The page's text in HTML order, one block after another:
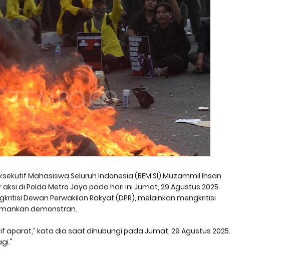
Mahasiswa Seluruh Indonesia (BEM SI) Muzammil Ihsan
di Polda Metro Jaya pada hari ini Jumat, 29 Agustus 2025.
Dewan Perwakilan Rakyat (DPR), melainkan mengkritisi
demonstran.
aparat,” kata dia saat dihubungi pada Jumat, 29 Agustus 2025.